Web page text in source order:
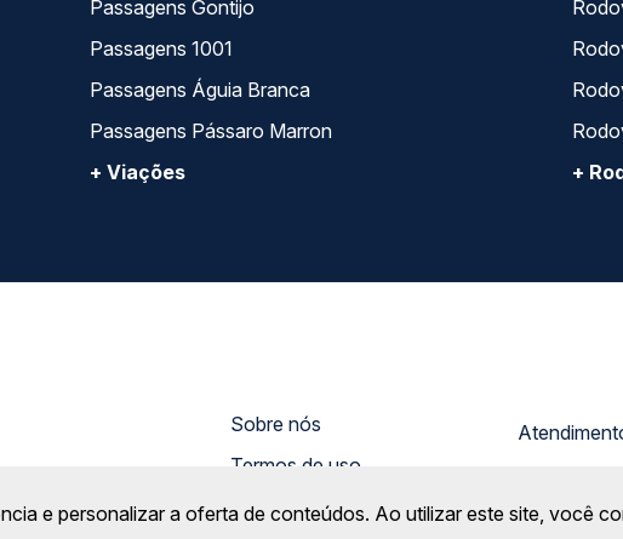
Passagens Gontijo
Passagens 1001
Passagens Águia Branca
Passagens Pássaro Marron
+ Viações
+
segura!
Sobre nós
Termos de uso
Política de privacidade
Gratuidade
e personalizar a oferta de conteúdos. Ao utilizar este site, você